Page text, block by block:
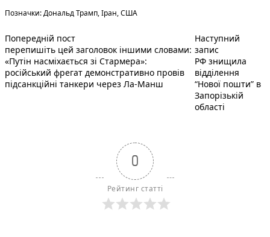
Теги:
Позначки:Дональд Трамп,Іран,США
Навігація
записів
Попередній постПопередній запис:
перепишіть цей заголовок іншими словами:
«Путін насміхається зі Стармера»:
російський фрегат демонстративно провів
підсанкційні танкери через Ла-Манш
Наступний
записНаступний
РФ знищила
відділення
“Нової пошти” в
Запорізькій
області
0
Рейтинг статті